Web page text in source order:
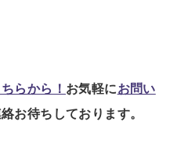
らから！ お気軽にお問い
お待ちしております。